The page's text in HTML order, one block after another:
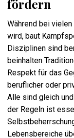
fördern
Während bei
wird, baut
Disziplinen sind
beinhalten
Respekt für das
beruflicher oder
Alle sind gleich
der Regeln ist
Lebensbereiche